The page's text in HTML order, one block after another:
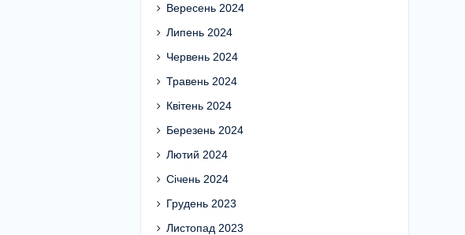
Вересень 2024
Липень 2024
Червень 2024
Травень 2024
Квітень 2024
Березень 2024
Лютий 2024
Січень 2024
Грудень 2023
Листопад 2023